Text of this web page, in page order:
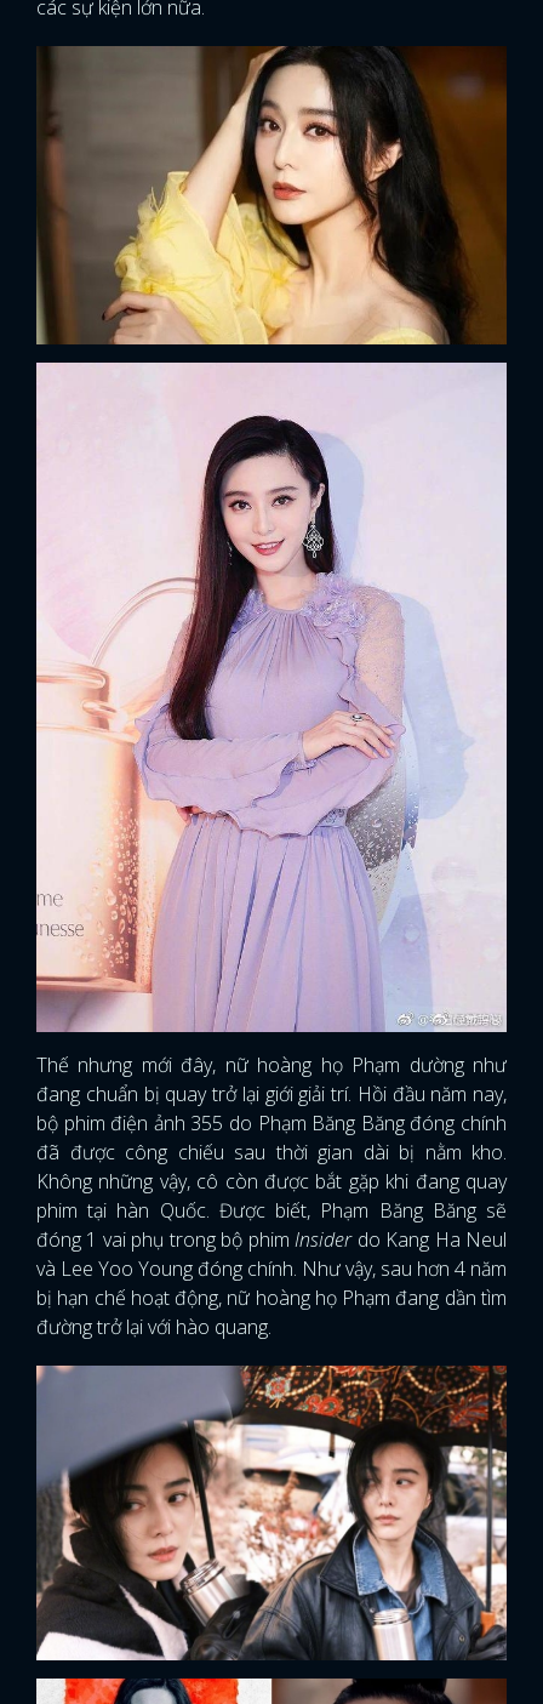
FACEBOOK GOOGLE
các sự kiện lớn nữa.
Thế nhưng mới đây, nữ hoàng họ Phạm dường như
đang chuẩn bị quay trở lại giới giải trí. Hồi đầu năm nay,
bộ phim điện ảnh 355 do Phạm Băng Băng đóng chính
đã được công chiếu sau thời gian dài bị nằm kho.
Không những vậy, cô còn được bắt gặp khi đang quay
phim tại hàn Quốc. Được biết, Phạm Băng Băng sẽ
đóng 1 vai phụ trong bộ phimInsiderdo Kang Ha Neul
và Lee Yoo Young đóng chính. Như vậy, sau hơn 4 năm
bị hạn chế hoạt động, nữ hoàng họ Phạm đang dần tìm
đường trở lại với hào quang.